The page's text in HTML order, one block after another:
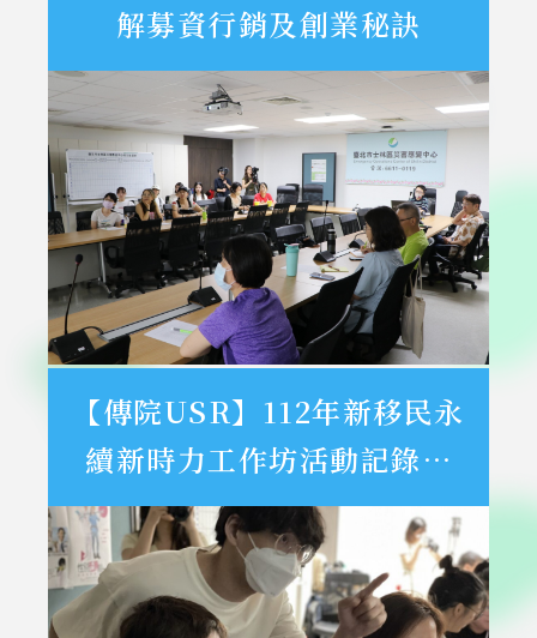
解募資行銷及創業秘訣
【傳院USR】112年新移民永
續新時力工作坊活動記錄、
訪談